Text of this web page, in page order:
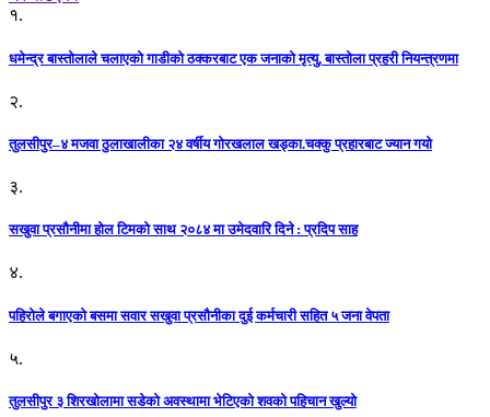
१.
धमेन्द्र बास्तोलाले चलाएको गाडीको ठक्करबाट एक जनाको मृत्यु, बास्तोला प्रहरी नियन्त्रणमा
२.
तुलसीपुर–४ मजवा ठुलाखालीका २४ वर्षीय गोरखलाल खड्का.चक्कु प्रहारबाट ज्यान गयो
३.
सखुवा प्रसौनीमा होल टिमको साथ २०८४ मा उमेदवारि दिने : प्रदिप साह
४.
पहिराेले बगाएकाे बसमा सवार सखुवा प्रसाैनीका दुई कर्मचारी सहित ५ जना वेपता
५.
तुलसीपुर ३ शिरखोलामा सडेको अवस्थामा भेटिएको शवको पहिचान खुल्यो